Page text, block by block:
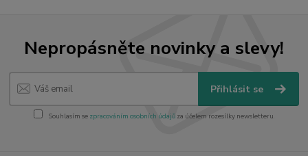
Nepropásněte novinky a slevy!
Přihlásit se
Souhlasím se zpracováním osobních údajůza účelem rozesílky newsletteru.